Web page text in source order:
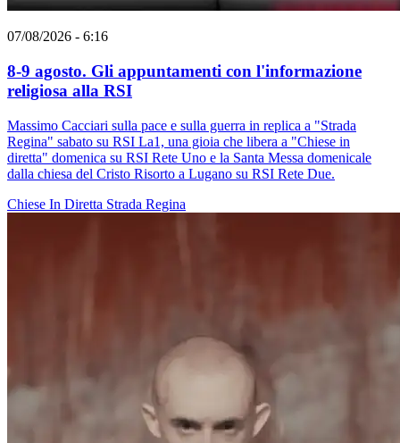
07/08/2026 - 6:16
8-9 agosto. Gli appuntamenti con l'informazione
religiosa alla RSI
Massimo Cacciari sulla pace e sulla guerra in replica a "Strada
Regina" sabato su RSI La1, una gioia che libera a "Chiese in
diretta" domenica su RSI Rete Uno e la Santa Messa domenicale
dalla chiesa del Cristo Risorto a Lugano su RSI Rete Due.
Chiese In Diretta Strada Regina